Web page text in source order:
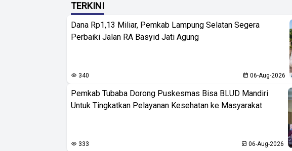
TERKINI
Dana Rp1,13 Miliar, Pemkab Lampung Selatan Segera
Perbaiki Jalan RA Basyid Jati Agung
340 06-Aug-2026
Pemkab Tubaba Dorong Puskesmas Bisa BLUD Mandiri
Untuk Tingkatkan Pelayanan Kesehatan ke Masyarakat
333 06-Aug-2026